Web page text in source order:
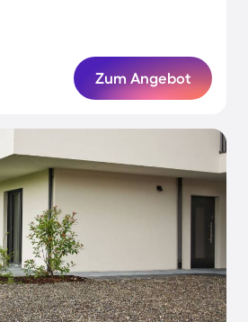
Zum Angebot